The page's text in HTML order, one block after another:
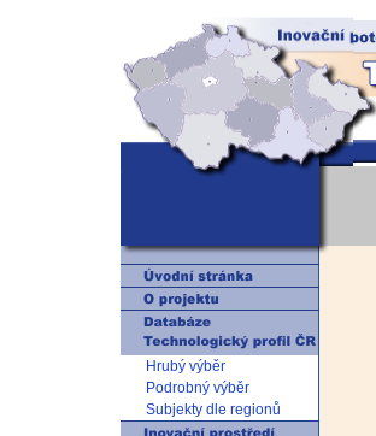
Hrubý výběr
Podrobný výběr
Subjekty dle regionů